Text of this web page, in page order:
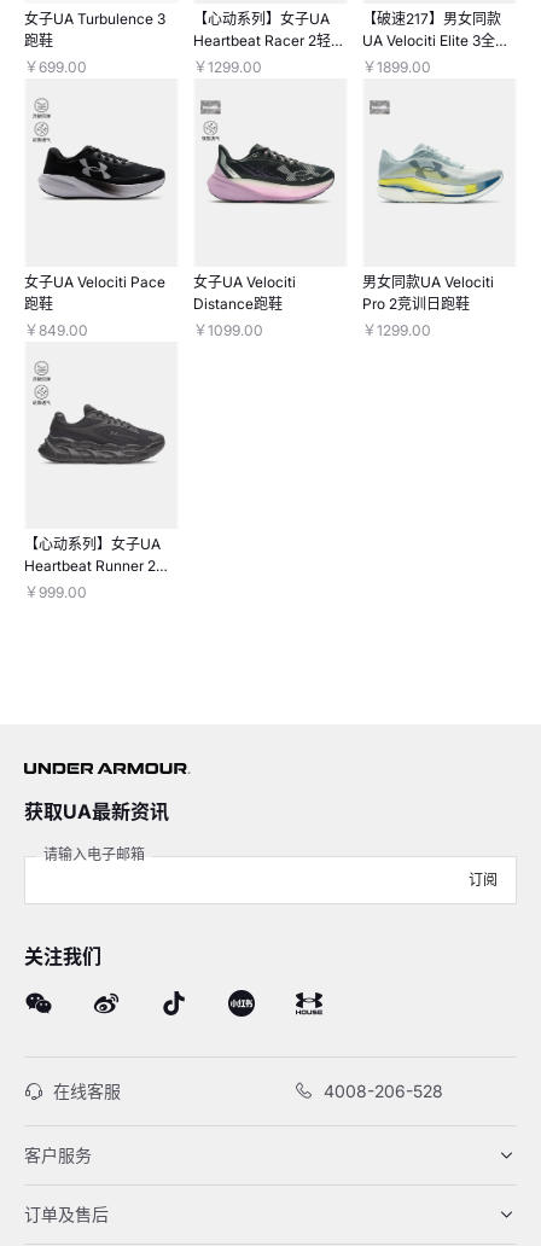
女子UA Turbulence 3
跑鞋
￥699.00
【心动系列】女子UA
Heartbeat Racer 2轻质
跑鞋
￥1299.00
【破速217】男女同款
UA Velociti Elite 3全掌
碳板竞速马拉松跑鞋
￥1899.00
女子UA Velociti Pace
跑鞋
￥849.00
女子UA Velociti
Distance跑鞋
￥1099.00
男女同款UA Velociti
Pro 2竞训日跑鞋
￥1299.00
【心动系列】女子UA
Heartbeat Runner 2跑
鞋
￥999.00
获取UA最新资讯
请输入电子邮箱
订阅
关注我们
在线客服 4008-206-528
客户服务
订单及售后